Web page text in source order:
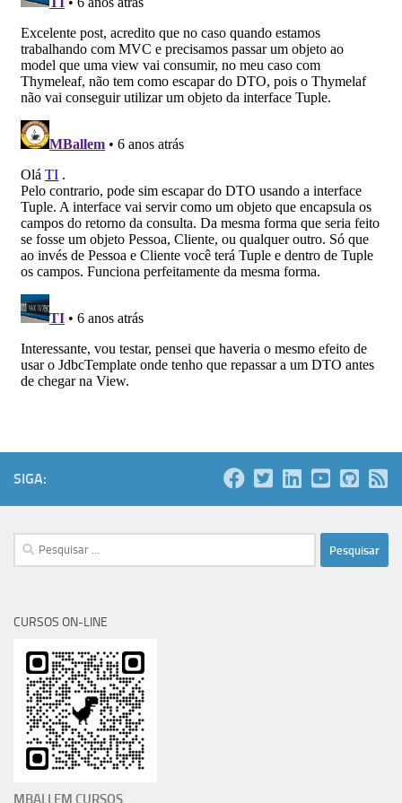
SIGA:
Pesquisar
por:
CURSOS ON-LINE
MBALLEM CURSOS